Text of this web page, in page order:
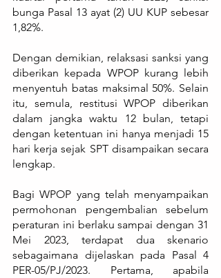
bunga Pasal 13 ayat (2) UU KUP sebesar
1,82%.
Dengan demikian, relaksasi sanksi yang
diberikan kepada WPOP kurang lebih
menyentuh batas maksimal 50%. Selain
itu, semula, restitusi WPOP diberikan
dalam jangka waktu 12 bulan, tetapi
dengan ketentuan ini hanya menjadi 15
hari kerja sejak SPT disampaikan secara
lengkap.
Bagi WPOP yang telah menyampaikan
permohonan pengembalian sebelum
peraturan ini berlaku sampai dengan 31
Mei 2023, terdapat dua skenario
sebagaimana dijelaskan pada Pasal 4
PER-05/PJ/2023. Pertama, apabila